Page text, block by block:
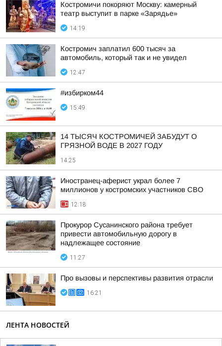
Костромичи покоряют Москву: камерный
театр выступит в парке «Зарядье»
14:19
Костромич заплатил 600 тысяч за
автомобиль, который так и не увидел
12:47
#избирком44
15:49
14 ТЫСЯЧ КОСТРОМИЧЕЙ ЗАБУДУТ О
ГРЯЗНОЙ ВОДЕ В 2027 ГОДУ
14:25
Иностранец-аферист украл более 7
миллионов у костромских участников СВО
12:18
Прокурор Сусанинского района требует
привести автомобильную дорогу в
надлежащее состояние
11:27
Про вызовы и перспективы развития отрасли
16:21
ЛЕНТА НОВОСТЕЙ